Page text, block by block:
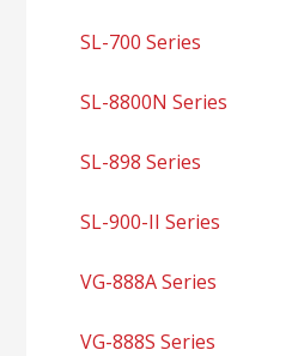
SL-700 Series
SL-8800N Series
SL-898 Series
SL-900-II Series
VG-888A Series
VG-888S Series